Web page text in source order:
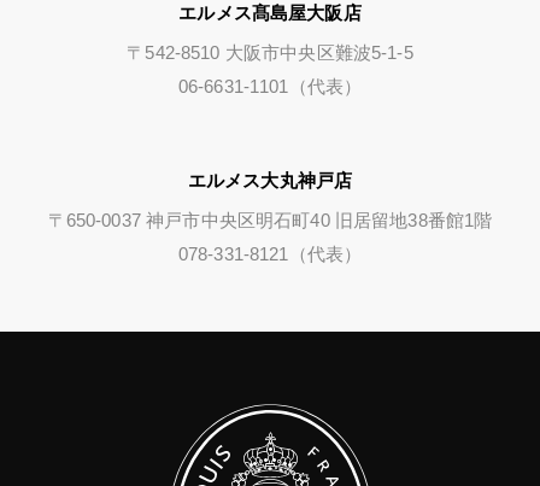
エルメス髙島屋大阪店
〒542-8510 大阪市中央区難波5-1-5
06-6631-1101（代表）
エルメス大丸神戸店
〒650-0037 神戸市中央区明石町40 旧居留地38番館1階
078-331-8121（代表）